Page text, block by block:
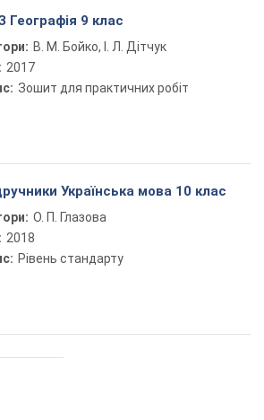
Географія 9 клас
В. М. Бойко, І. Л. Дітчук
2017
Зошит для практичних робіт
Українська мова 10 клас
О. П. Глазова
2018
Рівень стандарту